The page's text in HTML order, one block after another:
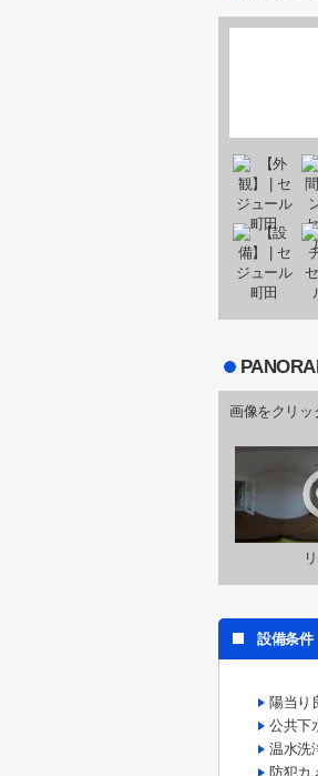
画像をクリッ
設備条件
陽当り
公共下
温水洗
防犯カ